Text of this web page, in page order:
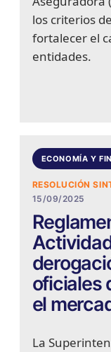
los criterios
fortalecer el
entidades.
ECONOMÍA Y
RESOLUCIÓN
15/09/2025
oficiales
el
La